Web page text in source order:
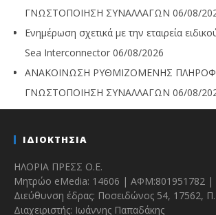
ΓΝΩΣΤΟΠΟΙΗΣΗ ΣΥΝΑΛΛΑΓΩΝ 06/08/
Ενημέρωση σχετικά με την εταιρεία
Sea Interconnector 06/08/2026
ΑΝΑΚΟΙΝΩΣΗ ΡΥΘΜΙΖΟΜΕΝΗΣ
ΓΝΩΣΤΟΠΟΙΗΣΗ ΣΥΝΑΛΛΑΓΩΝ 06/08/
ΙΔΙΟΚΤΗΣΙΑ
ΗΛΟΡΙΑ ΠΡΕΣΣ Ο.Ε.
Μητρώο eMedia: 14606 | ΑΦΜ:801951782 |
Διεύθυνση έδρας: Ποσειδώνος 54, 17562,
Διαχειριστής: Ιωάννης Παπαδάκης